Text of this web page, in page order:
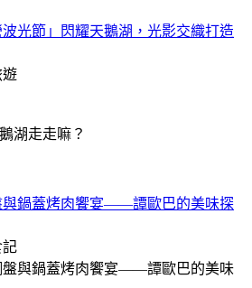
光節」閃耀天鵝湖，光影交織打造
遊
湖走走嘛？
與鍋蓋烤肉饗宴——譚歐巴的美味探
記